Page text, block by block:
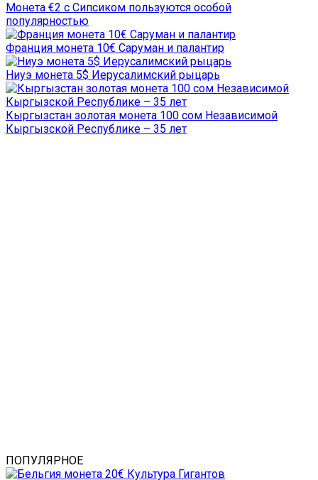
Монета €2 с Сипсиком пользуются особой
популярностью
Франция монета 10€ Саруман и палантир
Ниуэ монета 5$ Иерусалимский рыцарь
Кыргызстан золотая монета 100 сом Независимой
Кыргызской Республике – 35 лет
ПОПУЛЯРНОЕ